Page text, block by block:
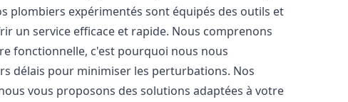
plombiers expérimentés sont équipés des outils et
un service efficace et rapide. Nous comprenons
fonctionnelle, c'est pourquoi nous nous
délais pour minimiser les perturbations. Nos
vous proposons des solutions adaptées à votre